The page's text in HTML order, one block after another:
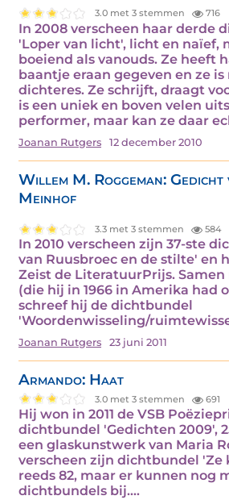
3.0 met 3 stemmen 716
In 2008 verscheen haar derde
'Loper van licht', licht en naïef,
boeiend als vanouds. Ze heeft
baantje eraan gegeven en ze
dichteres. Ze schrijft, draagt
is een uniek en boven velen
performer, maar kan ze daar
Joanan Rutgers 12 december 2010
Willem M. Roggeman:
Meinhof
3.3 met 3 stemmen 584
In 2010 verscheen zijn 37-ste
van Ruusbroec en de stilte' en
Zeist de LiteratuurPrijs. Samen
(die hij in 1966 in Amerika had
schreef hij de dichtbundel
'Woordenwisseling/
Joanan Rutgers 23 juni 2011
Armando: Haat
3.0 met 3 stemmen 691
Hij won in 2011 de VSB
dichtbundel 'Gedichten 2009',
een glaskunstwerk van Maria
verscheen zijn dichtbundel 'Ze
reeds 82, maar er kunnen nog
dichtbundels bij.…